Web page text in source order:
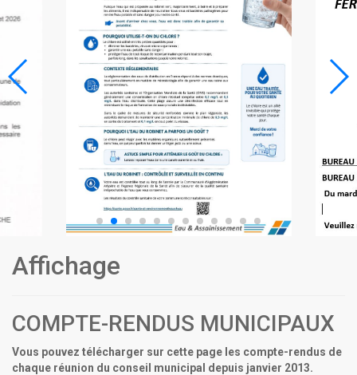
Affichage
COMPTE-RENDUS MUNICIPAUX
Vous pouvez télécharger sur cette page les compte-rendus de
chaque réunion du conseil municipal depuis janvier 2013.